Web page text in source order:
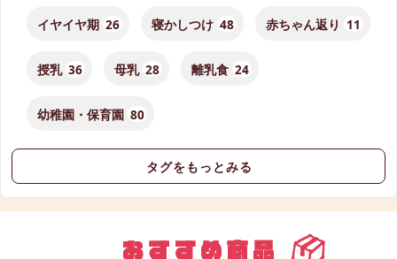
イヤイヤ期 26 寝かしつけ 48 赤ちゃん返り 11
授乳 36 母乳 28 離乳食 24
幼稚園・保育園 80
タグをもっとみる